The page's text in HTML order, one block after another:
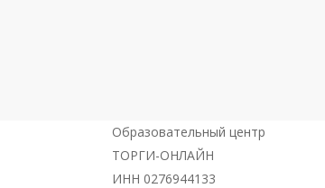
Образовательный центр
ТОРГИ-ОНЛАЙН
ИНН 0276944133